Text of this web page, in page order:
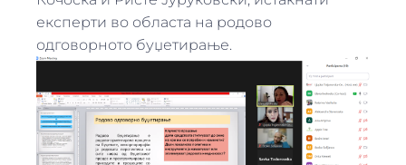
експерти во областа на родово
одговорното буџетирање.